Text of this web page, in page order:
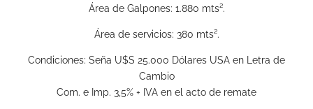
Área de Galpones: 1.880 mts².
Área de servicios: 380 mts².
Condiciones: Seña U$S 25.000 Dólares USA en Letra de
Cambio
Com. e Imp. 3,5% + IVA en el acto de remate